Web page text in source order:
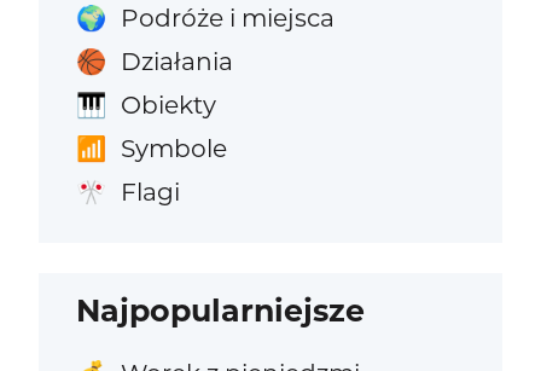
🌍 Podróże i miejsca
🏀 Działania
🎹 Obiekty
📶 Symbole
🎌 Flagi
Najpopularniejsze